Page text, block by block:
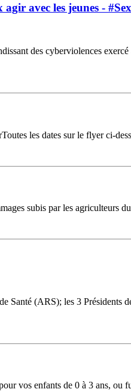
avec les jeunes -
des cyberviolences
les dates sur le flyer ci-
subis par les agriculteurs
(ARS); les 3 Présidents
vos enfants de 0 à 3 ans,